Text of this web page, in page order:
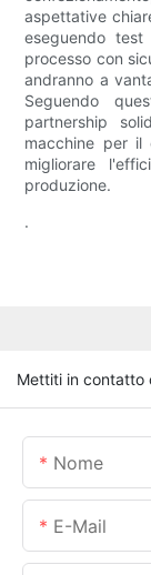
aspettative
eseguendo
processo con
andranno a
Seguendo
partnership
macchine per il
migliorare
produzione.
.
Mettiti in contatto
Nome
E-Mail